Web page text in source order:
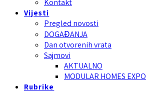
Kontakt
Vijesti
Pregled novosti
DOGAĐANJA
Dan otvorenih vrata
Sajmovi
AKTUALNO
MODULAR HOMES EXPO
Rubrike